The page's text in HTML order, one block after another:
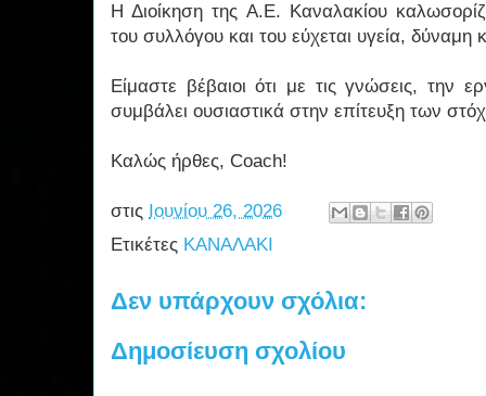
Η Διοίκηση της Α.Ε. Καναλακίου
του συλλόγου και του εύχεται υγεία, δύναμη
Είμαστε βέβαιοι ότι με τις γνώσεις, την
συμβάλει ουσιαστικά στην επίτευξη των
Καλώς ήρθες, Coach!
στις Ιουνίου 26, 2026
Ετικέτες ΚΑΝΑΛΑΚΙ
Δεν υπάρχουν σχόλια:
Δημοσίευση σχολίου